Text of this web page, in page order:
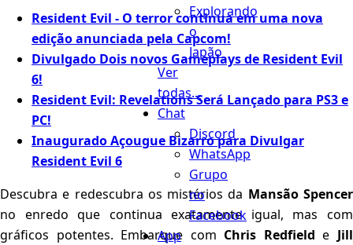
Explorando
o
Japão
Ver
todas...
Chat
Discord
WhatsApp
Grupo
no
Facebook
App
Resident Evil - O terror continua em uma nova
edição anunciada pela Capcom!
Divulgado Dois novos Gameplays de Resident Evil
6!
Resident Evil: Revelations Será Lançado para PS3 e
PC!
Inaugurado Açougue Bizarro para Divulgar
Resident Evil 6
Descubra e redescubra os mistérios da Mansão Spencer
no enredo que continua exatamente igual, mas com
gráficos potentes. Embarque com Chris Redfield e Jill